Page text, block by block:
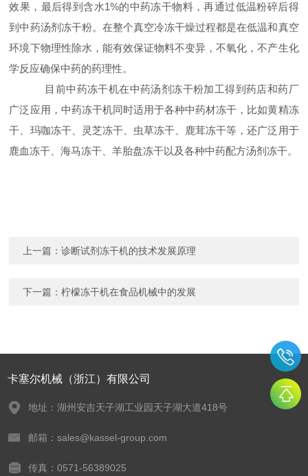
效果，最后得到含水1%的中药冻干物料，再通过低温粉碎后得
到中药汤剂冻干粉。在整个真空冷冻干燥过程都是在低温和真空
环境下物理性除水，能有效保证物料不变异，不氧化，不产生化
学反应确保中药的药理性。
目前中药冻干机在中药汤剂冻干粉加工得到药店和药厂
广泛应用，中药冻干机同时适用于各种中药材冻干，比如黄精冻
干、玛咖冻干、灵芝冻干、虫草冻干、鹿茸冻干等，还广泛用于
鹿血冻干、海马冻干、羊胎盘冻干以及各种中药配方汤剂冻干。
上一篇：诊断试剂冻干机的技术发展原理
下一篇：柠檬冻干机在食品机械中的发展
卡塞尔机械（浙江）有限公司
地址：湖州安吉天子湖工业园天子湖大道418号
邮箱：sales@kassel-group.com
传真：0571-56389025